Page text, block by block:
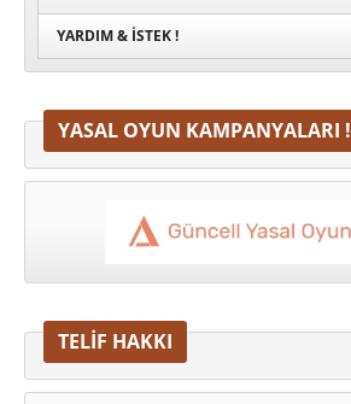
YARDIM & İSTEK !
YASAL OYUN KAMPANYALARI !
TELİF HAKKI